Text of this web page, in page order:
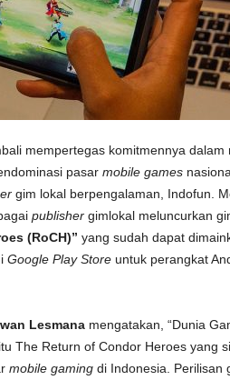
mempertegas komitmennya dalam
pasar mobile games
gim lokal berpengalaman, Indofun.
publisher gimlokal meluncurkan
(RoCH)” yang sudah dapat
Google Play Storeuntuk perangkat
Lesmanamengatakan, “Dunia
The Return of Condor Heroes yang
mobile gaming di Indonesia. Perilisan